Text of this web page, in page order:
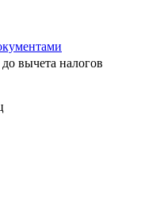
до вычета налогов